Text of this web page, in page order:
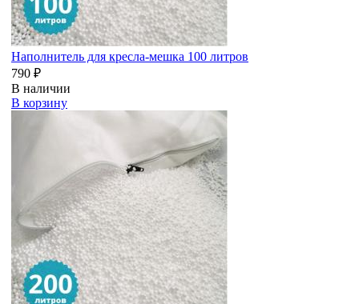
Наполнитель для кресла-мешка 100 литров
790 ₽
В наличии
В корзину